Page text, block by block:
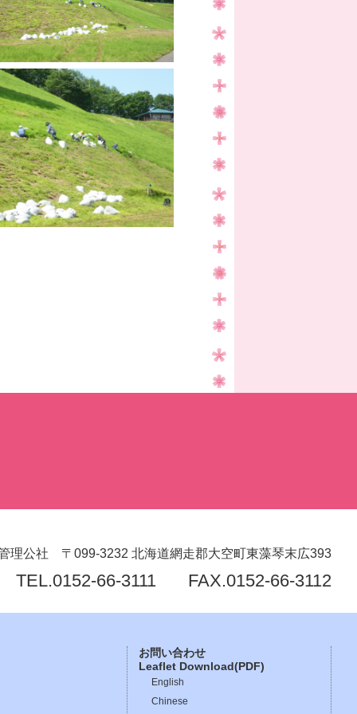
理公社 〒099-3232 北海道網走郡大空町東藻琴末広393
TEL.0152-66-3111 FAX.0152-66-3112
お問い合わせ
Leaflet Download(PDF)
English
Chinese